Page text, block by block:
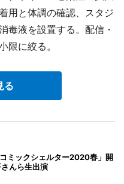
用と体調の確認、スタジ
毒液を設置する。配信・
限に絞る。
る
ミックシェルター2020春」開
んら生出演